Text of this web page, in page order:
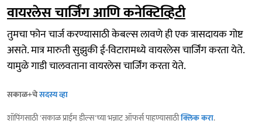
वायरलेस चार्जिंग आणि कनेक्टिव्हिटी
तुमचा फोन चार्ज करण्यासाठी केबल्स लावणे ही एक त्रासदायक गोष्ट
असते. मात्र मारुती सुझुकी ई-विटारामध्ये वायरलेस चार्जिंग करता येते.
यामुळे गाडी चालवताना वायरलेस चार्जिंग करता येते.
सकाळ+चेसदस्य व्हा
शॉपिंगसाठी 'सकाळ प्राईम डील्स'च्या भन्नाट ऑफर्स पाहण्यासाठीक्लिक करा.